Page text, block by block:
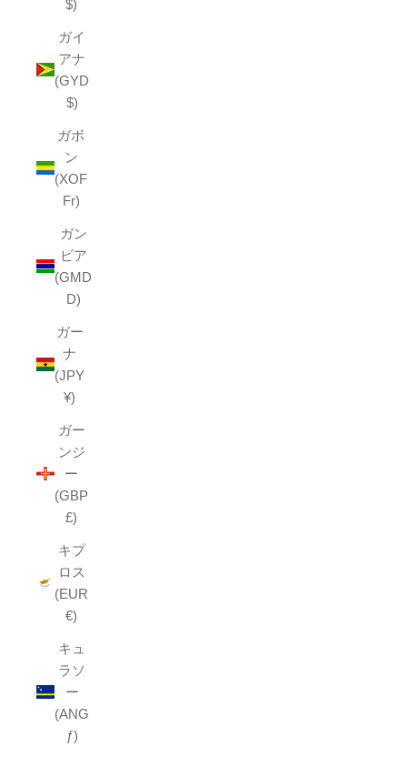
$)
ガイ
アナ
(GYD
$)
ガボ
ン
(XOF
Fr)
ガン
ビア
(GMD
D)
ガー
ナ
(JPY
¥)
ガー
ンジ
ー
(GBP
£)
キプ
ロス
(EUR
€)
キュ
ラソ
ー
(ANG
ƒ)